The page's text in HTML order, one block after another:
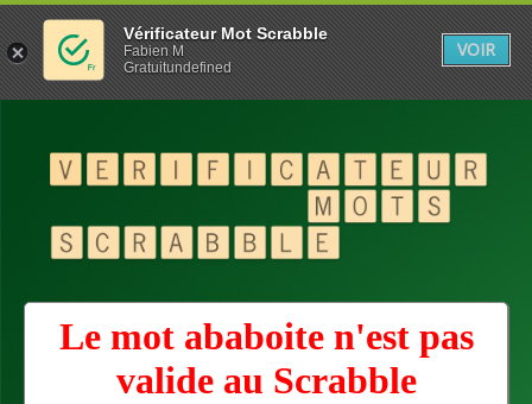
Le mot ababoite n'est pas
valide au Scrabble
Vérificateur Mot Scrabble
Fabien M
Gratuitundefined
VOIR